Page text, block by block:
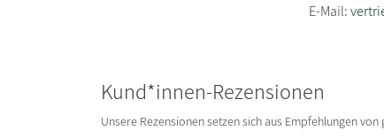
E-Mail:
Kund*innen-Rezensionen
Unsere Rezensionen setzen sich aus Empfehlungen